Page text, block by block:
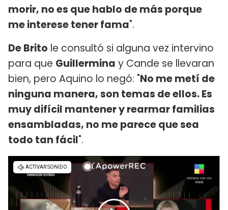
morir, no es que hablo de más porque
me interese tener fama".
De Brito le consultó si alguna vez intervino
para que Guillermina y Cande se llevaran
bien, pero Aquino lo negó: "No me metí de
ninguna manera, son temas de ellos. Es
muy difícil mantener y rearmar familias
ensambladas, no me parece que sea
todo tan fácil".